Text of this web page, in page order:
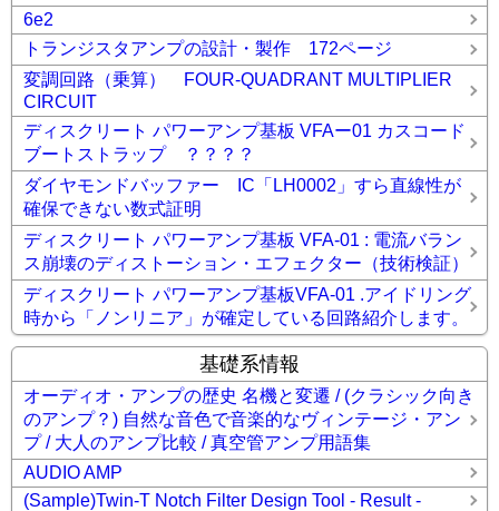
6e2
トランジスタアンプの設計・製作 172ページ
変調回路（乗算） FOUR-QUADRANT MULTIPLIER
CIRCUIT
ディスクリート パワーアンプ基板 VFAー01 カスコード
ブートストラップ ？？？？
ダイヤモンドバッファー IC「LH0002」すら直線性が
確保できない数式証明
ディスクリート パワーアンプ基板 VFA-01 : 電流バラン
ス崩壊のディストーション・エフェクター（技術検証）
ディスクリート パワーアンプ基板VFA-01 .アイドリング
時から「ノンリニア」が確定している回路紹介します。
基礎系情報
オーディオ・アンプの歴史 名機と変遷 / (クラシック向き
のアンプ？) 自然な音色で音楽的なヴィンテージ・アン
プ / 大人のアンプ比較 / 真空管アンプ用語集
AUDIO AMP
(Sample)Twin-T Notch Filter Design Tool - Result -